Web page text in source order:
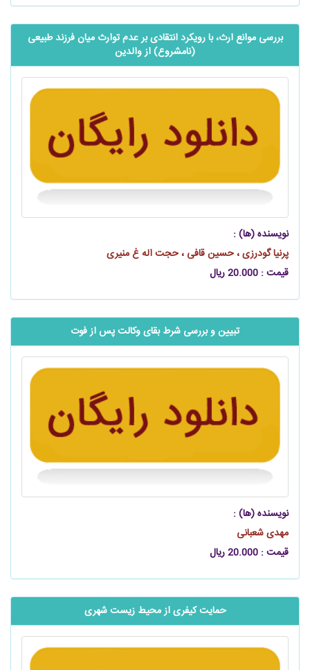
بررسی موانع ارث، با رویکرد انتقادی بر عدم توارث میان فرزند طبیعی
(نامشروع) از والدین
نویسنده (ها) :
پرنیا گودرزی ، حسین قافی ، حجت اله غ منیری
قیمت : 20.000 ریال
تبیین و بررسی شرط بقای وکالت پس از فوت
نویسنده (ها) :
مهدی شعبانی
قیمت : 20.000 ریال
حمایت کیفری از محیط‫ زیست شهری